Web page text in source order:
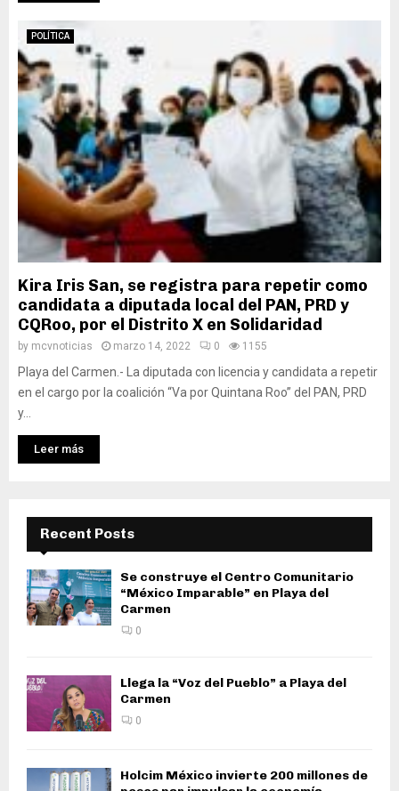
POLÍTICA
Kira Iris San, se registra para repetir como
candidata a diputada local del PAN, PRD y
CQRoo, por el Distrito X en Solidaridad
by mcvnoticias marzo 14, 2022 0 1155
Playa del Carmen.- La diputada con licencia y candidata a repetir
en el cargo por la coalición “Va por Quintana Roo” del PAN, PRD
y...
Leer más
Recent Posts
Se construye el Centro Comunitario
“México Imparable” en Playa del
Carmen
0
Llega la “Voz del Pueblo” a Playa del
Carmen
0
Holcim México invierte 200 millones de